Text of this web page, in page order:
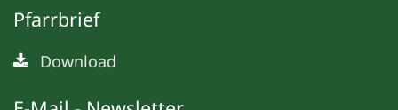
Pfarrbrief
Download